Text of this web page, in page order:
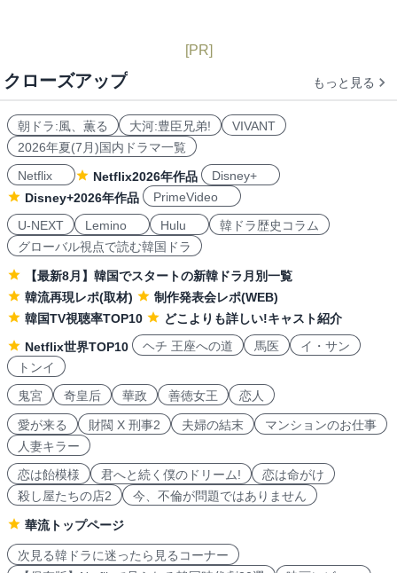
[PR]
クローズアップ もっと見る
朝ドラ:風、薫る 大河:豊臣兄弟!
VIVANT
2026年夏(7月)国内ドラマ一覧
Netflix
Netflix2026年作品
Disney+
Disney+2026年作品
PrimeVideo
U-NEXT
Lemino Hulu
韓ドラ歴史コラム
グローバル視点で読む韓国ドラ
【最新8月】韓国でスタートの新韓ドラ月別一覧
韓流再現レポ(取材)
制作発表会レポ(WEB)
韓国TV視聴率TOP10
どこよりも詳しい!キャスト紹介
Netflix世界TOP10
ヘチ 王座への道 馬医
イ・サン
トンイ
鬼宮
奇皇后 華政 善徳女王 恋人
愛が来る 財閥 X 刑事2 夫婦の結末
マンションのお仕事
人妻キラー
恋は飴模様
君へと続く僕のドリーム!
恋は命がけ
殺し屋たちの店2
今、不倫が問題ではありません
華流トップページ
次見る韓ドラに迷ったら見るコーナー